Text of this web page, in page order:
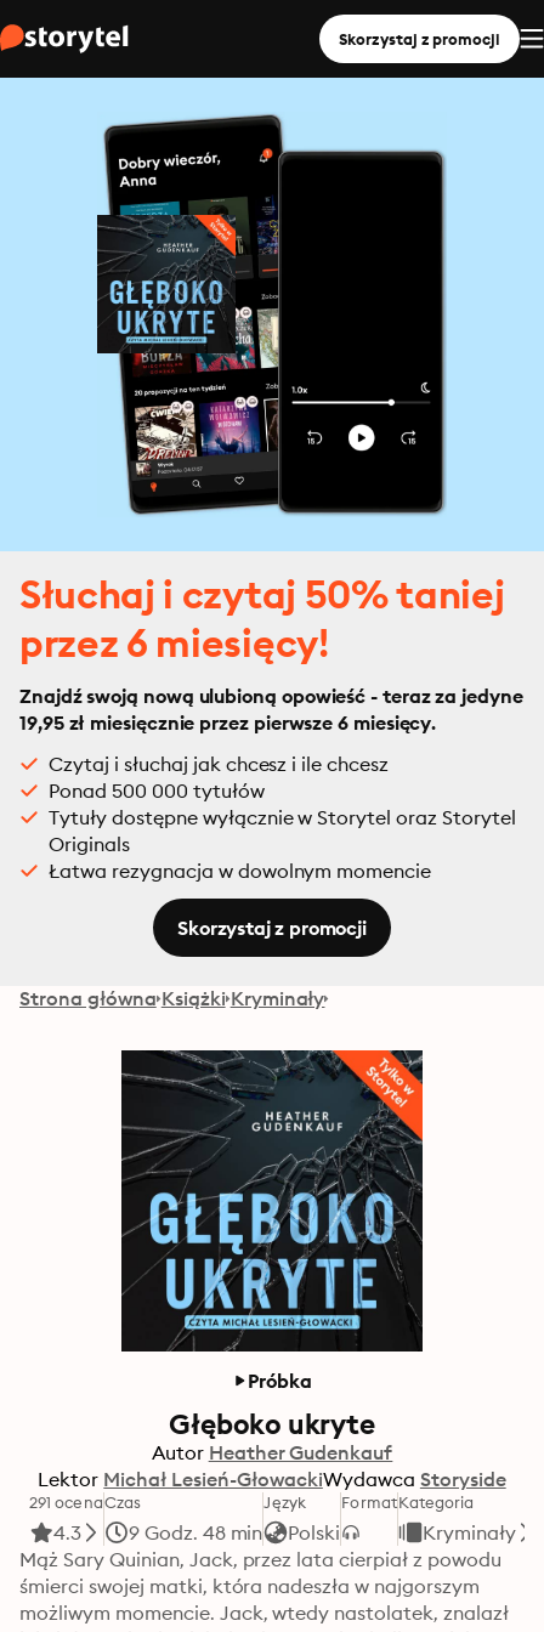
Skorzystaj z promocji
Słuchaj i czytaj 50% taniej
przez 6 miesięcy!
Znajdź swoją nową ulubioną opowieść - teraz za jedyne
19,95 zł miesięcznie przez pierwsze 6 miesięcy.
Czytaj i słuchaj jak chcesz i ile chcesz
Ponad 500 000 tytułów
Tytuły dostępne wyłącznie w Storytel oraz Storytel
Originals
Łatwa rezygnacja w dowolnym momencie
Skorzystaj z promocji
Strona główna Książki Kryminały
Próbka
Głęboko ukryte
Autor Heather Gudenkauf
Lektor Michał Lesień-GłowackiWydawca Storyside
291 ocena
4.3
Czas
9 Godz. 48 min
Język
Polski
FormatKategoria
Kryminały
Mąż Sary Quinian, Jack, przez lata cierpiał z powodu
śmierci swojej matki, która nadeszła w najgorszym
możliwym momencie. Jack, wtedy nastolatek, znalazł